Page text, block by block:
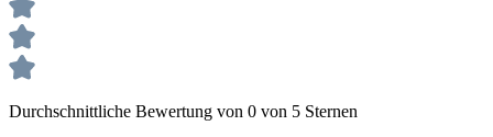
Durchschnittliche Bewertung von 0 von 5 Sternen